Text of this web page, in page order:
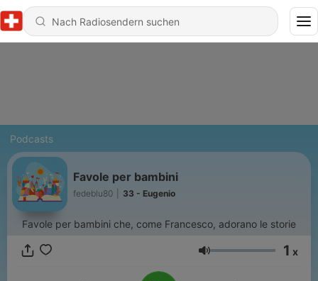
Podcasts
Favole per bambini
fedeblu80 33 - Eugenio
Favole per bambini che, come Francesco, adorano le storie
Lautstärke 1 x